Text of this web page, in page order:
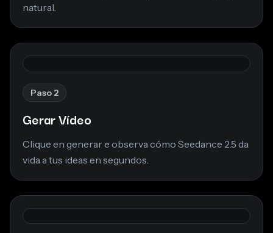
natural.
Paso 2
Gerar Vídeo
Clique en generar e observa cómo Seedance 2.5 da
vida a tus ideas en segundos.